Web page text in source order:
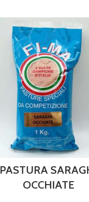
PASTURA
OCCHIATE